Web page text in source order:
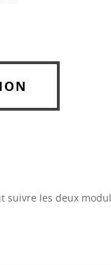
suivre les deux